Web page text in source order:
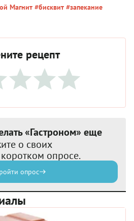
Магнит #бисквит #запекание
рецепт
«Гастроном» еще
о своих
опросе.
опрос